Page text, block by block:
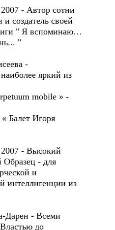
- Автор сотни
создатель своей
" Я вспоминаю…
"
-
яркий из
mobile » -
Балет Игоря
- Высокий
Образец - для
и
интеллигенции из
Дарен - Всеми
до